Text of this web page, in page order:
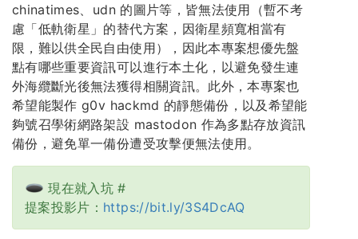
chinatimes、udn 的圖片等，皆無法使用（暫不考
慮「低軌衛星」的替代方案，因衛星頻寬相當有
限，難以供全民自由使用），因此本專案想優先盤
點有哪些重要資訊可以進行本土化，以避免發生連
外海纜斷光後無法獲得相關資訊。此外，本專案也
希望能製作 g0v hackmd 的靜態備份，以及希望能
夠號召學術網路架設 mastodon 作為多點存放資訊
備份，避免單一備份遭受攻擊便無法使用。
現在就入坑 #
提案投影片： https://bit.ly/3S4DcAQ